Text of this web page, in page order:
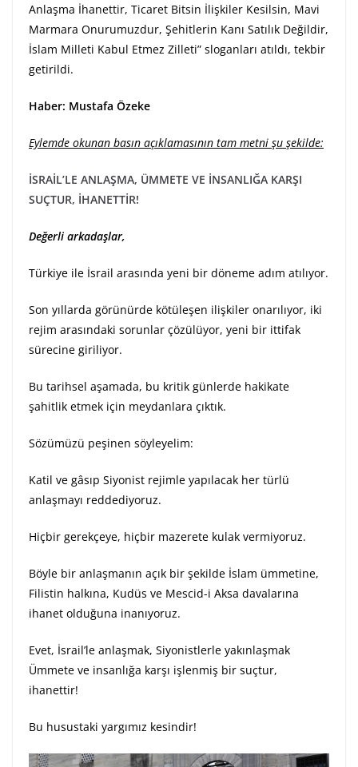
Anlaşma İhanettir, Ticaret Bitsin İlişkiler Kesilsin, Mavi
Marmara Onurumuzdur, Şehitlerin Kanı Satılık Değildir,
İslam Milleti Kabul Etmez Zilleti” sloganları atıldı, tekbir
getirildi.
Haber: Mustafa Özeke
Eylemde okunan basın açıklamasının tam metni şu şekilde:
İSRAİL’LE ANLAŞMA, ÜMMETE VE İNSANLIĞA KARŞI
SUÇTUR, İHANETTİR!
Değerli arkadaşlar,
Türkiye ile İsrail arasında yeni bir döneme adım atılıyor.
Son yıllarda görünürde kötüleşen ilişkiler onarılıyor, iki
rejim arasındaki sorunlar çözülüyor, yeni bir ittifak
sürecine giriliyor.
Bu tarihsel aşamada, bu kritik günlerde hakikate
şahitlik etmek için meydanlara çıktık.
Sözümüzü peşinen söyleyelim:
Katil ve gâsıp Siyonist rejimle yapılacak her türlü
anlaşmayı reddediyoruz.
Hiçbir gerekçeye, hiçbir mazerete kulak vermiyoruz.
Böyle bir anlaşmanın açık bir şekilde İslam ümmetine,
Filistin halkına, Kudüs ve Mescid-i Aksa davalarına
ihanet olduğuna inanıyoruz.
Evet, İsrail’le anlaşmak, Siyonistlerle yakınlaşmak
Ümmete ve insanlığa karşı işlenmiş bir suçtur,
ihanettir!
Bu husustaki yargımız kesindir!